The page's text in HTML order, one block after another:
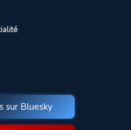
sur Bluesky